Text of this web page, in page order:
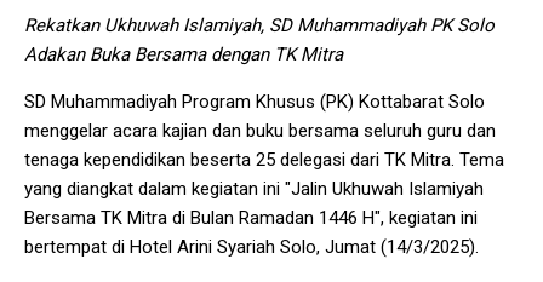
Rekatkan Ukhuwah Islamiyah, SD Muhammadiyah PK Solo
Adakan Buka Bersama dengan TK Mitra
SD Muhammadiyah Program Khusus (PK) Kottabarat Solo
menggelar acara kajian dan buku bersama seluruh guru dan
tenaga kependidikan beserta 25 delegasi dari TK Mitra. Tema
yang diangkat dalam kegiatan ini "Jalin Ukhuwah Islamiyah
Bersama TK Mitra di Bulan Ramadan 1446 H", kegiatan ini
bertempat di Hotel Arini Syariah Solo, Jumat (14/3/2025).